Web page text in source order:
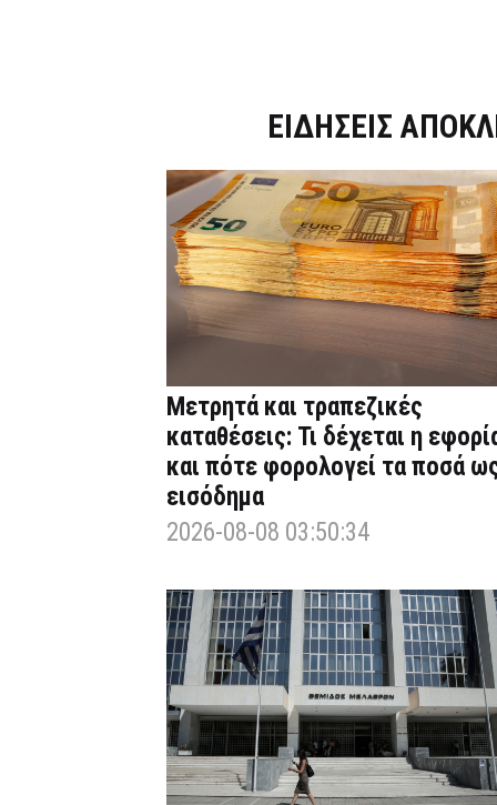
ΕΙΔΗΣΕΙΣ
Μετρητά και τραπεζικές
καταθέσεις: Τι δέχεται η
και πότε φορολογεί τα ποσά
εισόδημα
2026-08-08 03:50:34